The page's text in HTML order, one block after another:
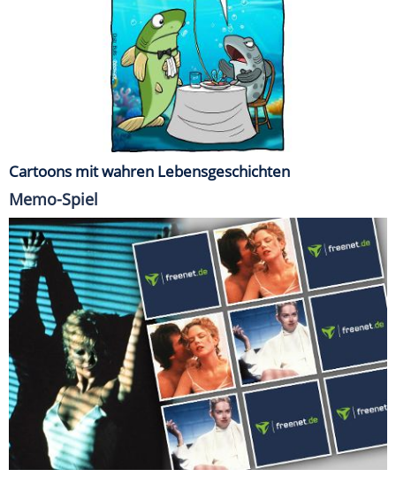
Cartoons mit wahren Lebensgeschichten
Memo-Spiel